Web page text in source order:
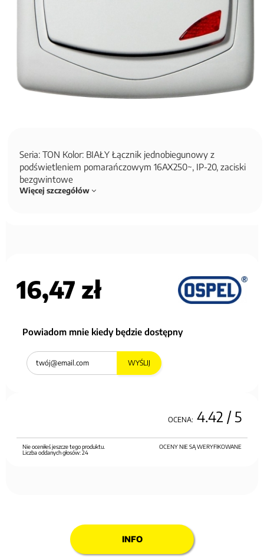
Seria: TON Kolor: BIAŁY Łącznik jednobiegunowy z
podświetleniem pomarańczowym 16AX250~, IP-20, zaciski
bezgwintowe
Więcej szczegółów
16,47 zł
Powiadom mnie kiedy będzie dostępny
WYŚLIJ
OCENA: 4.42 / 5
OCENY NIE SĄ WERYFIKOWANE
Nie oceniłeś jeszcze tego produktu.
Liczba oddanych głosów:24
INFO